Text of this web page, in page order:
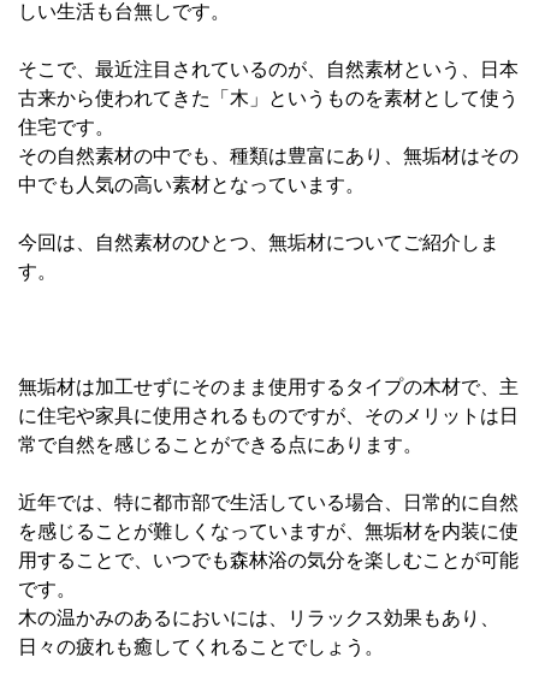
しい生活も台無しです。
そこで、最近注目されているのが、自然素材という、日本
古来から使われてきた「木」というものを素材として使う
住宅です。
その自然素材の中でも、種類は豊富にあり、無垢材はその
中でも人気の高い素材となっています。
今回は、自然素材のひとつ、無垢材についてご紹介しま
す。
無垢材は加工せずにそのまま使用するタイプの木材で、主
に住宅や家具に使用されるものですが、そのメリットは日
常で自然を感じることができる点にあります。
近年では、特に都市部で生活している場合、日常的に自然
を感じることが難しくなっていますが、無垢材を内装に使
用することで、いつでも森林浴の気分を楽しむことが可能
です。
木の温かみのあるにおいには、リラックス効果もあり、
日々の疲れも癒してくれることでしょう。